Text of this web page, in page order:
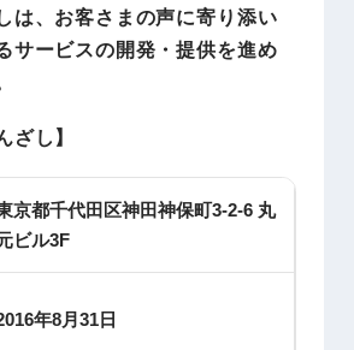
は、お客さまの声に寄り添い
サービスの開発・提供を進め
ざし】
京都千代田区神田神保町3-2-6 丸
ビル3F
年8月31日